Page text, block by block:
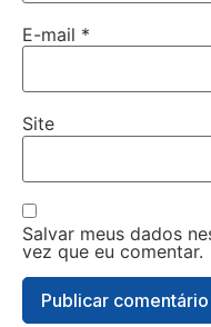
E-mail *
Site
Salvar meus dados
vez que eu comentar.